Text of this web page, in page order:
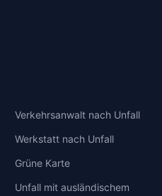
Verkehrsanwalt nach Unfall
Werkstatt nach Unfall
Grüne Karte
Unfall mit ausländischem